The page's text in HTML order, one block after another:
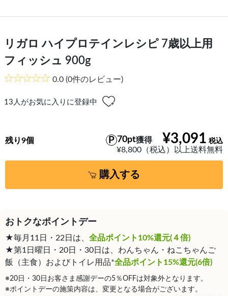
リガロ ハイプロテインレシピ 7歳以上用
フィッシュ 900g
0.0 (0件のレビュー)
13 人がお気に入りに登録中
¥3,091
70pt獲得
¥8,800（税込）以上送料無料
残り9個
購入する
おトクなポイントデー
★毎月11日・22日は、 全品ポイント10%還元(４倍)
★第1日曜日・20日・30日は、わんちゃん・ねこちゃんご
飯（主食）およびトイレ用品*全品ポイント15%還元(6倍)
※20日・30日お客さま感謝デーの5％OFFは対象外となります。
※ポイントデーの施策内容は、変更となる場合がございます。